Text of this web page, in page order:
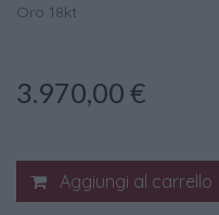
Oro 18kt
3.970,00 €
Aggiungi al carrello